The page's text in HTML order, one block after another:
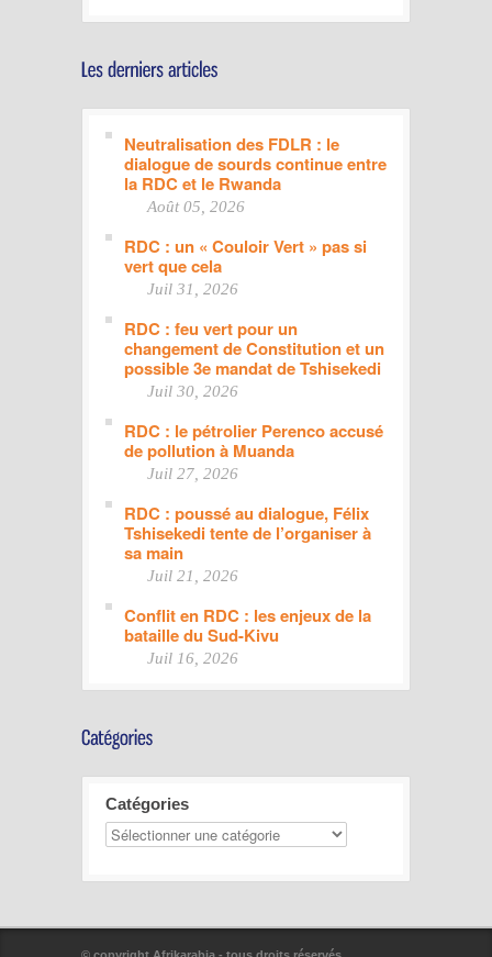
Neutralisation des FDLR : le
dialogue de sourds continue entre
la RDC et le Rwanda
Août 05, 2026
RDC : un « Couloir Vert » pas si
vert que cela
Juil 31, 2026
RDC : feu vert pour un
changement de Constitution et un
possible 3e mandat de Tshisekedi
Juil 30, 2026
RDC : le pétrolier Perenco accusé
de pollution à Muanda
Juil 27, 2026
RDC : poussé au dialogue, Félix
Tshisekedi tente de l’organiser à
sa main
Juil 21, 2026
Conflit en RDC : les enjeux de la
bataille du Sud-Kivu
Juil 16, 2026
Catégories